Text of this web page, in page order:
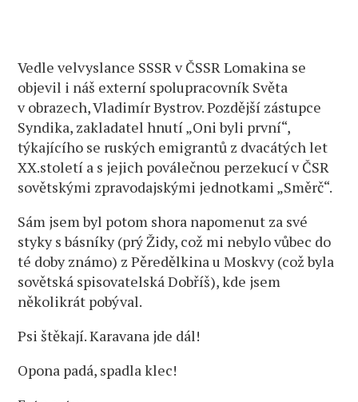
Vedle velvyslance SSSR v ČSSR Lomakina se
objevil i náš externí spolupracovník Světa
v obrazech, Vladimír Bystrov. Pozdější zástupce
Syndika, zakladatel hnutí „Oni byli první“,
týkajícího se ruských emigrantů z dvacátých let
XX.století a s jejich poválečnou perzekucí v ČSR
sovětskými zpravodajskými jednotkami „Směrč“.
Sám jsem byl potom shora napomenut za své
styky s básníky (prý Židy, což mi nebylo vůbec do
té doby známo) z Pěredělkina u Moskvy (což byla
sovětská spisovatelská Dobříš), kde jsem
několikrát pobýval.
Psi štěkají. Karavana jde dál!
Opona padá, spadla klec!